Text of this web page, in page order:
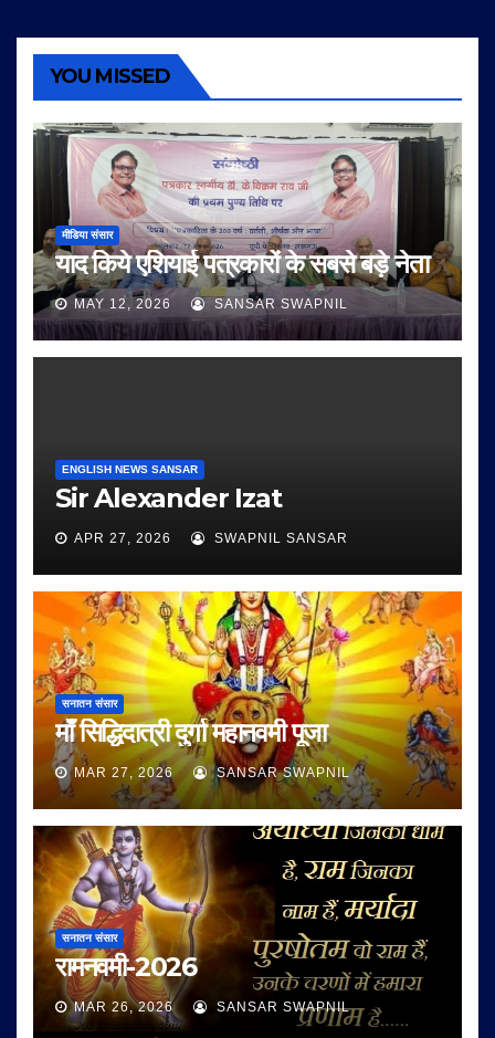
YOU MISSED
मीडिया संसार
याद किये एशियाई पत्रकारों के सबसे बड़े नेता
MAY 12, 2026 SANSAR SWAPNIL
ENGLISH NEWS SANSAR
Sir Alexander Izat
APR 27, 2026 SWAPNIL SANSAR
सनातन संसार
माँ सिद्धिदात्री दुर्गा महानवमी पूजा
MAR 27, 2026 SANSAR SWAPNIL
सनातन संसार
रामनवमी-2026
MAR 26, 2026 SANSAR SWAPNIL